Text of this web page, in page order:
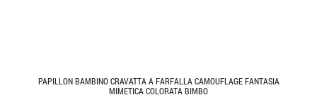
PAPILLON BAMBINO CRAVATTA A FARFALLA CAMOUFLAGE FANTASIA
MIMETICA COLORATA BIMBO